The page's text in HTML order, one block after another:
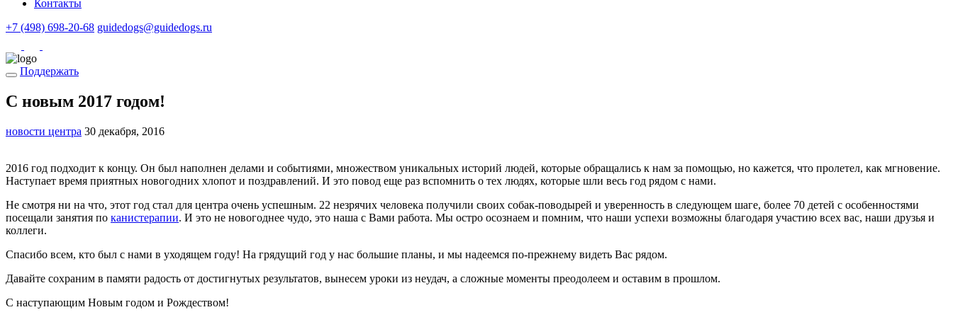
Контакты
+7 (498) 698-20-68 guidedogs@guidedogs.ru
Поддержать
С новым 2017 годом!
новости центра 30 декабря, 2016
2016 год подходит к концу. Он был наполнен делами и событиями, множеством уникальных историй людей, которые обращались к нам за помощью, но кажется, что пролетел, как мгновение.
Наступает время приятных новогодних хлопот и поздравлений. И это повод еще раз вспомнить о тех людях, которые шли весь год рядом с нами.
Не смотря ни на что, этот год стал для центра очень успешным. 22 незрячих человека получили своих собак-поводырей и уверенность в следующем шаге, более 70 детей с особенностями
посещали занятия по канистерапии. И это не новогоднее чудо, это наша с Вами работа. Мы остро осознаем и помним, что наши успехи возможны благодаря участию всех вас, наши друзья и
коллеги.
Спасибо всем, кто был с нами в уходящем году! На грядущий год у нас большие планы, и мы надеемся по-прежнему видеть Вас рядом.
Давайте сохраним в памяти радость от достигнутых результатов, вынесем уроки из неудач, а сложные моменты преодолеем и оставим в прошлом.
С наступающим Новым годом и Рождеством!